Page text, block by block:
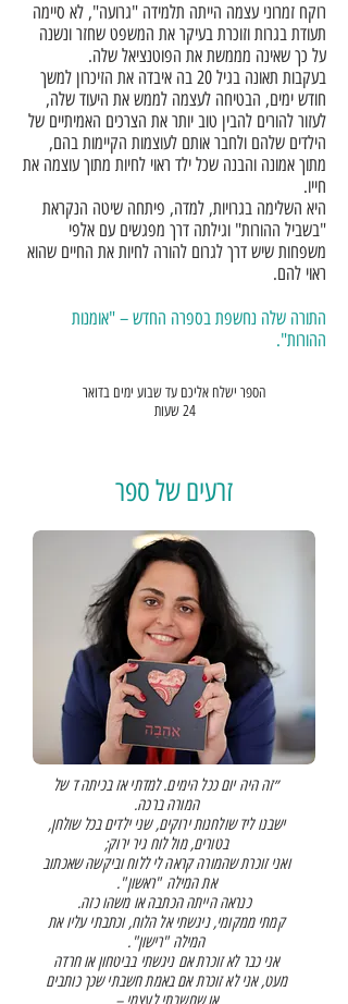
רוקח זמרוני עצמה הייתה תלמידה "גרועה", לא סיימה
תעודת בגרות וזוכרת בעיקר את המשפט שחזר ונשנה
על כך שאינה מממשת את הפוטנציאל שלה.
בעקבות תאונה בגיל 20 בה איבדה את הזיכרון למשך
חודש ימים, הבטיחה לעצמה לממש את היעוד שלה,
לעזור להורים להבין טוב יותר את הצרכים האמיתיים של
הילדים שלהם ולחבר אותם לעוצמות הקיימות בהם,
מתוך אמונה והבנה שכל ילד ראוי לחיות מתוך עוצמה את
חייו.
היא השלימה בגרויות, למדה, פיתחה שיטה הנקראת
"בשביל ההורות" וגילתה דרך מפגשים עם אלפי
משפחות שיש דרך לגרום להורה לחיות את החיים שהוא
ראוי להם.
התורה שלה נחשפת בספרה החדש – "אומנות
ההורות".
הספר ישלח אליכם עד שבוע ימים בדואר
24 שעות
זרעים של ספר
״זה היה יום ככל הימים. למדתי אז בכיתה ד של
המורה ברכה.
ישבנו ליד שולחנות ירוקים, שני ילדים בכל שולחן,
בטורים, מול לוח גיר ירוק;
ואני זוכרת שהמורה קראה לי ללוח וביקשה שאכתוב
את המילה "ראשון".
כנראה הייתה הכתבה או משהו כזה.
קמתי ממקומי, ניגשתי אל הלוח, וכתבתי עליו את
המילה "רישון".
אני כבר לא זוכרת אם ניגשתי בביטחון או חרדה
מעט, אני לא זוכרת אם באמת חשבתי שכך כותבים